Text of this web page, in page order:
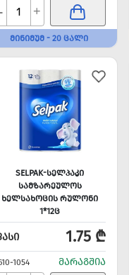
+
ᲛᲘᲜᲘᲛᲣᲛ - 20 ᲪᲐᲚᲘ
SELPAK-ᲡᲔᲚᲞᲐᲙᲘ
ᲡᲐᲛᲖᲐᲠᲔᲣᲚᲝᲡ
ᲮᲔᲚᲡᲐᲮᲝᲪᲘᲡ ᲠᲣᲚᲝᲜᲘ
1*12Ც
1.75 ₾
1054 ᲛᲐᲠᲐᲒᲨᲘᲐ